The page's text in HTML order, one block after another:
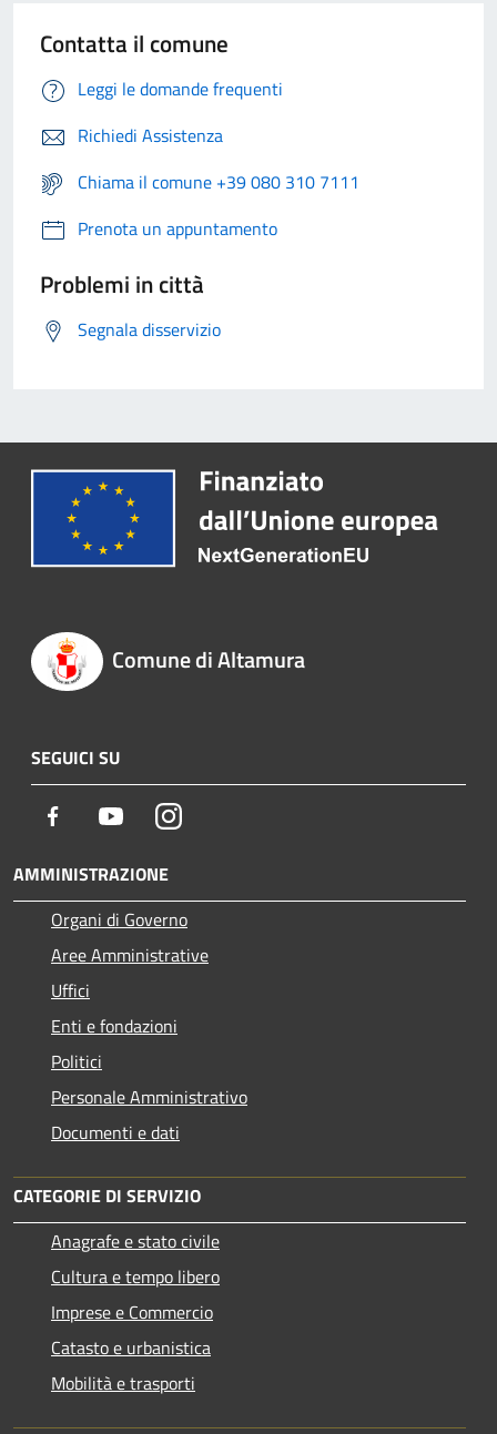
Contatta il comune
Leggi le domande frequenti
Richiedi Assistenza
Chiama il comune +39 080 310 7111
Prenota un appuntamento
Problemi in città
Segnala disservizio
Comune di Altamura
SEGUICI SU
Facebook YoutubeInstagram
AMMINISTRAZIONE
Organi di Governo
Aree Amministrative
Uffici
Enti e fondazioni
Politici
Personale Amministrativo
Documenti e dati
CATEGORIE DI SERVIZIO
Anagrafe e stato civile
Cultura e tempo libero
Imprese e Commercio
Catasto e urbanistica
Mobilità e trasporti